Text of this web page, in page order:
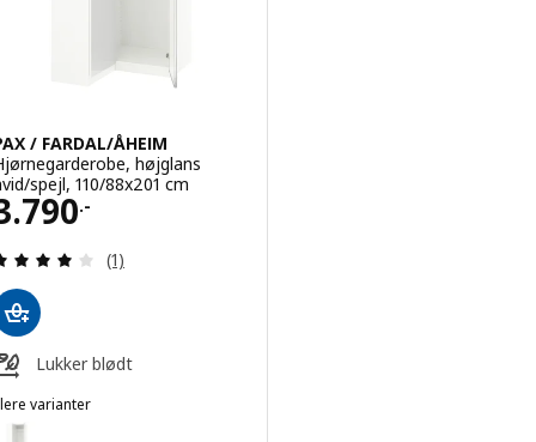
/ FARDAL/ÅHEIM
højglans
spejl, 110/88x201 cm
.-
3790.-
Anmeld: 4 ud af 5 Stjerner. Anmeldelser i alt:
(1)
Lukker blødt
varianter
/ FARDAL/ÅHEIMPAX / FARDAL/ÅHEIM, Hjørnegarderobe, højglans hvid/